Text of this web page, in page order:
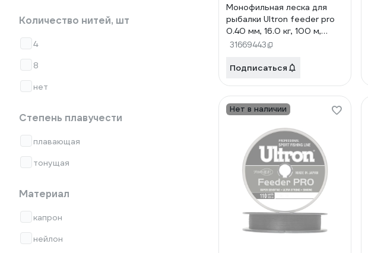
Количество нитей, шт
4
8
нет
Степень плавучести
плавающая
тонущая
Материал
капрон
нейлон
Монофильная леска для
рыбалки Ultron feeder pro
0.40 мм, 16.0 кг, 100 м,
черная pkn07779
31669443
Подписаться
Нет в наличии